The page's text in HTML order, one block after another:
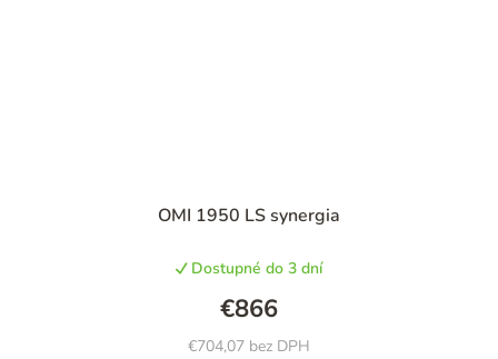
OMI 1950 LS synergia
Dostupné do 3 dní
€704,07 bez DPH
€866